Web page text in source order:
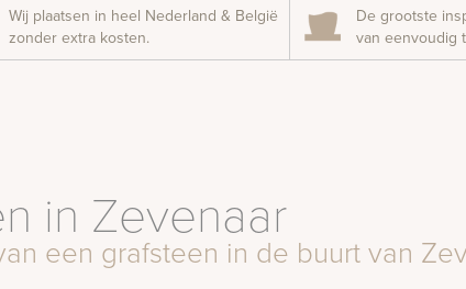
Wij plaatsen in heel Nederland & België
zonder extra kosten.
De grootste
van eenvoudig
in Zevenaar
een grafsteen in de buurt van